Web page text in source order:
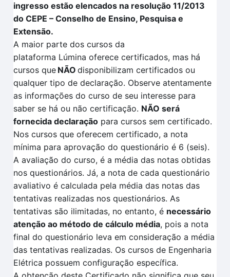
ingresso estão elencados na resolução 11/2013
do CEPE – Conselho de Ensino, Pesquisa e
Extensão.
A maior parte dos cursos da
plataforma Lúmina oferece certificados, mas há
cursos que NÃO disponibilizam certificados ou
qualquer tipo de declaração. Observe atentamente
as informações do curso de seu interesse para
saber se há ou não certificação. NÃO será
fornecida declaração para cursos sem certificado.
Nos cursos que oferecem certificado, a nota
mínima para aprovação do questionário é 6 (seis).
A avaliação do curso, é a média das notas obtidas
nos questionários. Já, a nota de cada questionário
avaliativo é calculada pela média das notas das
tentativas realizadas nos questionários. As
tentativas são ilimitadas, no entanto, é necessário
atenção ao método de cálculo média, pois a nota
final do questionário leva em consideração a média
das tentativas realizadas. Os cursos de Engenharia
Elétrica possuem configuração específica.